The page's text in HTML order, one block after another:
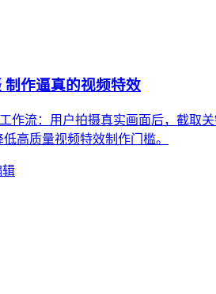
作逼真的视频特效
作流：用户拍摄真实画面后，截取
高质量视频特效制作门槛。
辑